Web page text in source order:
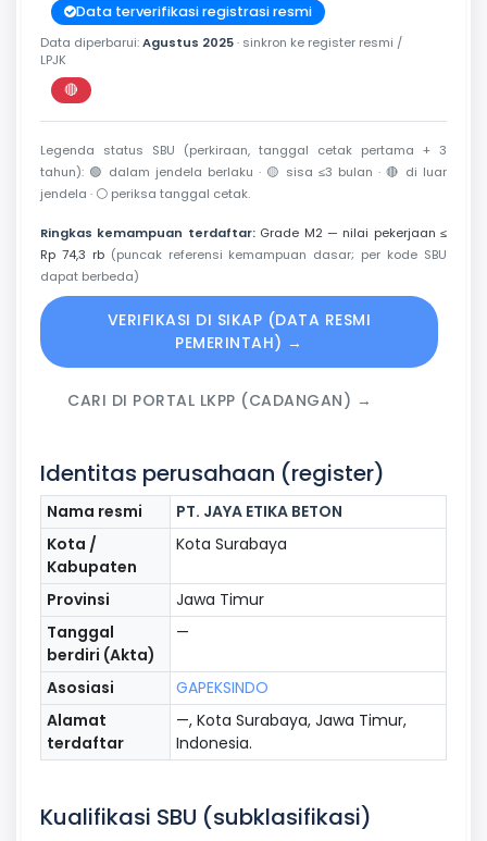
Data terverifikasi registrasi resmi
Data diperbarui:Agustus 2025· sinkron ke register resmi /
LPJK
🔴
Perkiraan di luar jendela berlaku
Legenda status SBU (perkiraan, tanggal cetak pertama + 3
tahun): 🟢 dalam jendela berlaku · 🟡 sisa ≤3 bulan · 🔴 di luar
jendela · ⚪ periksa tanggal cetak.
Ringkas kemampuan terdaftar:Grade M2 — nilai pekerjaan ≤
Rp 74,3 rb (puncak referensi kemampuan dasar; per kode SBU
dapat berbeda)
VERIFIKASI DI SIKAP (DATA RESMI
PEMERINTAH) →
CARI DI PORTAL LKPP (CADANGAN) →
Identitas perusahaan (register)
Nama resmi
PT. JAYA ETIKA BETON
Kota /
Kabupaten
Kota Surabaya
Provinsi
Jawa Timur
Tanggal
berdiri (Akta)
—
Asosiasi
GAPEKSINDO
Alamat
terdaftar
—, Kota Surabaya, Jawa Timur,
Indonesia.
Kualifikasi SBU (subklasifikasi)